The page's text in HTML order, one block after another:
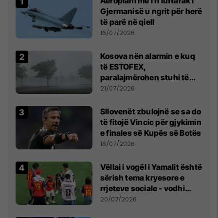
Gjermanisë u ngrit për herë
të parë në qiell
16/07/2026
Kosova nën alarmin e kuq
të ESTOFEX,
paralajmërohen stuhi të
fuqishme me breshër dhe
21/07/2026
Sllovenët zbulojnë se sa do
të fitojë Vincic për gjykimin
e finales së Kupës së Botës
18/07/2026
Vëllai i vogël i Yamalit është
sërish tema kryesore e
rrjeteve sociale - vodhi
vëmendjen pas finales së
20/07/2026